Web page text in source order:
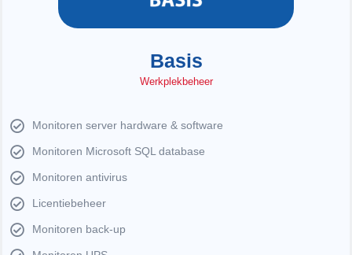
Basis
Werkplekbeheer
Monitoren server hardware & software
Monitoren Microsoft SQL database
Monitoren antivirus
Licentiebeheer
Monitoren back-up